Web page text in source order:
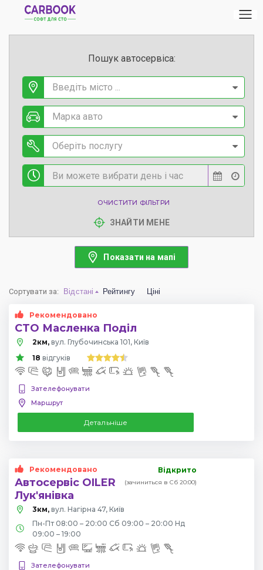
Пошук автосервіса:
Введіть місто ...
Марка авто
Оберіть послугу
ОЧИСТИТИ ФІЛЬТРИ
ЗНАЙТИ МЕНЕ
Показати на мапі
Сортувати за: Відстані Рейтингу Ціні
Рекомендовано
СТО Масленка Поділ
2км, вул. Глубочинська 101, Київ
18 відгуків
Зателефонувати
Маршрут
Детальніше
Рекомендовано
Автосервіс OILER
Лук'янівка
Відкрито
(зачиниться в Сб 20:00)
3км, вул. Нагірна 47, Київ
Пн-Пт 08:00 – 20:00 Сб 09:00 – 20:00 Нд
09:00 – 19:00
Зателефонувати